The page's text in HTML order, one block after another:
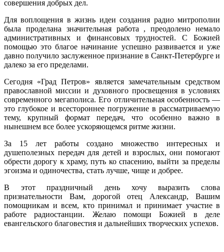
совершения добрых дел.
Для воплощения в жизнь идеи создания радио митрополии
была проделана значительная работа , преодолено немало
административных и финансовых трудностей. С Божией
помощью это благое начинание успешно развивается и уже
давно получило заслуженное признание в Санкт-Петербурге и
далеко за его пределами.
Сегодня «Град Петров» является замечательным средством
православной миссии и духовного просвещения в условиях
современного мегаполиса. Его отличительная особенность —
это глубокое и всестороннее погружение в рассматриваемую
тему, крупный формат передач, что особенно важно в
нынешнем все более ускоряющемся ритме жизни.
За 15 лет работы создано множество интересных и
душеполезных передач для детей и взрослых, они помогают
обрести дорогу к храму, путь ко спасению, выйти за пределы
эгоизма и одиночества, стать лучше, чище и добрее.
В этот праздничный день хочу выразить слова
признательности Вам, дорогой отец Александр, Вашим
помощникам и всем, кто принимал и принимает участие в
работе радиостанции. Желаю помощи Божией в деле
евангельского благовестия и дальнейших творческих успехов.